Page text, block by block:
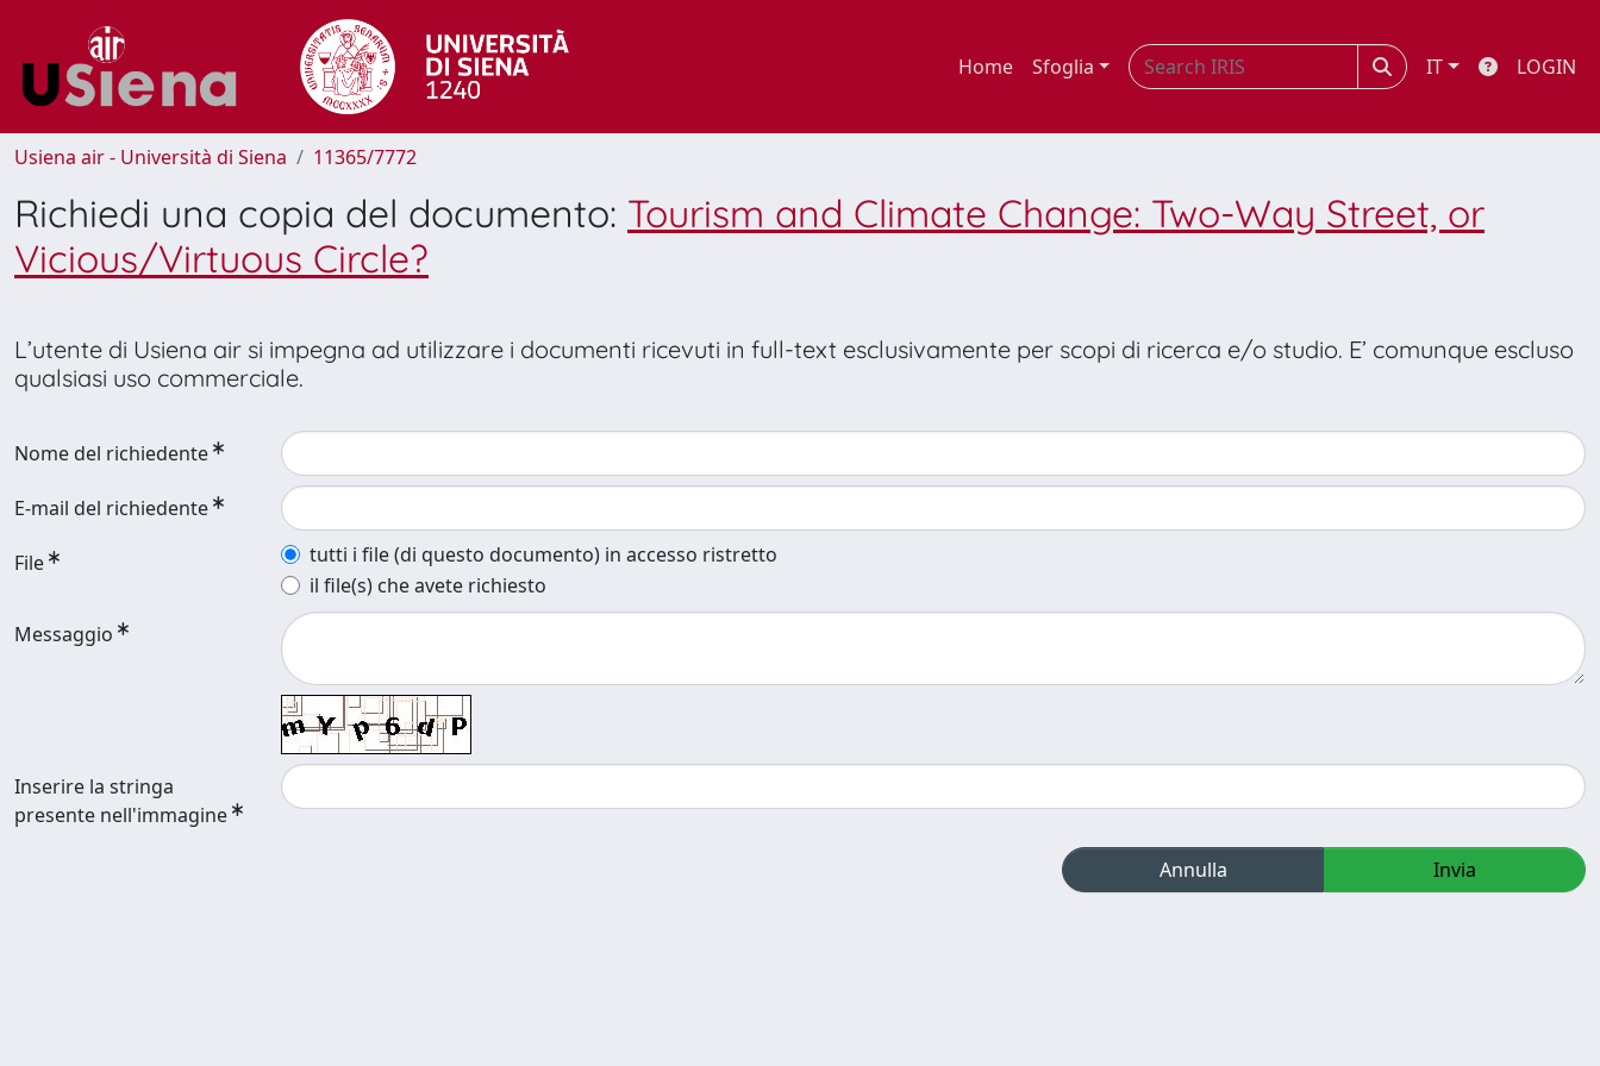
Home Sfoglia IT LOGIN
Usiena air - Università di Siena 11365/7772
Richiedi una copia del documento: Tourism and Climate Change: Two-Way Street, or
Vicious/Virtuous Circle?
L’utente di Usiena air si impegna ad utilizzare i documenti ricevuti in full-text esclusivamente per scopi di ricerca e/o studio. E’ comunque escluso
qualsiasi uso commerciale.
Nome del richiedente
E-mail del richiedente
File
tutti i file (di questo documento) in accesso ristretto
il file(s) che avete richiesto
Messaggio
Inserire la stringa
presente nell'immagine
Annulla Invia